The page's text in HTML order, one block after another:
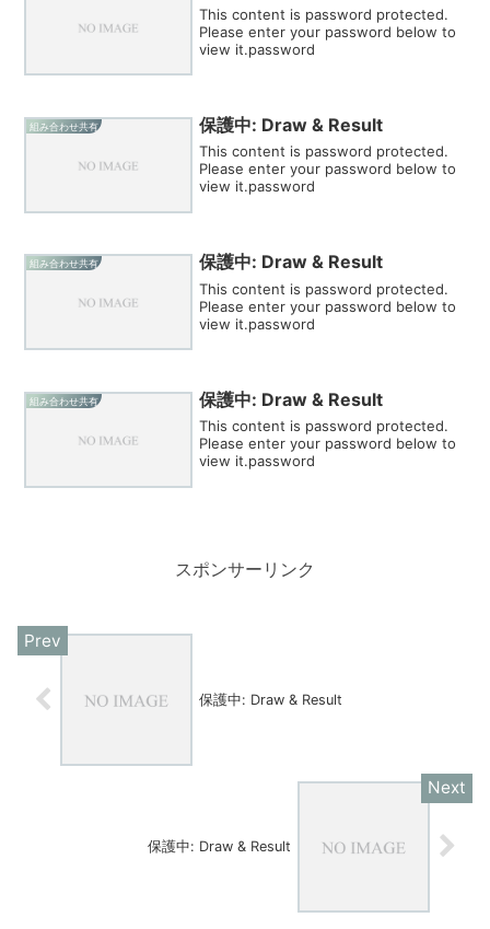
This content is password protected.
Please enter your password below to
view it.password
組み合わせ共有 保護中: Draw & Result
This content is password protected.
Please enter your password below to
view it.password
組み合わせ共有 保護中: Draw & Result
This content is password protected.
Please enter your password below to
view it.password
組み合わせ共有 保護中: Draw & Result
This content is password protected.
Please enter your password below to
view it.password
スポンサーリンク
保護中: Draw & Result
保護中: Draw & Result